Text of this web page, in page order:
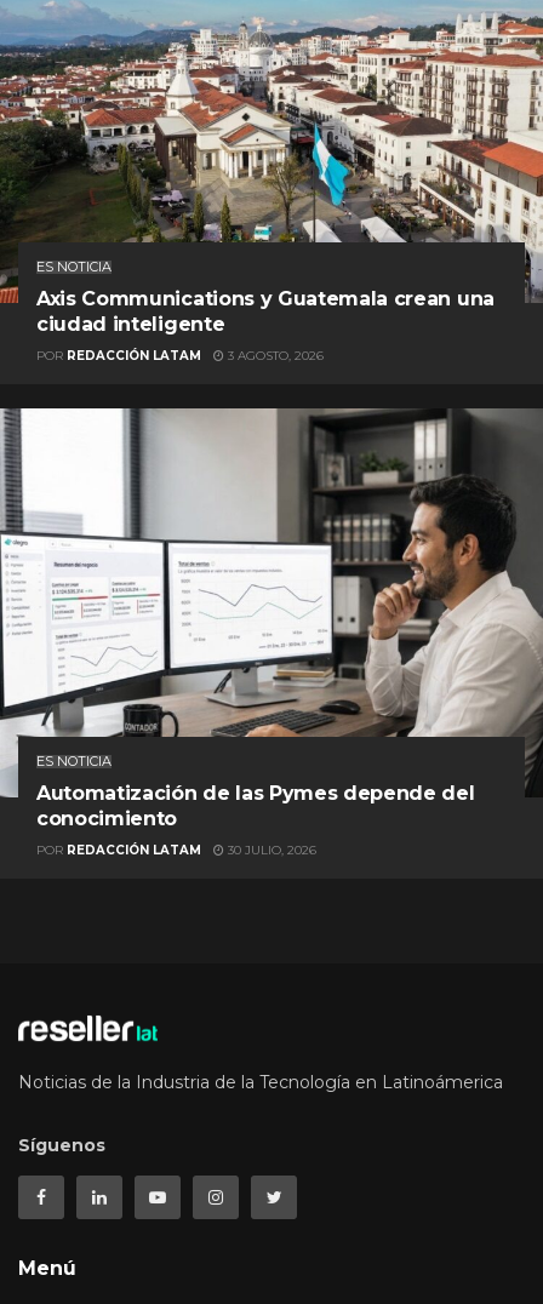
ES NOTICIA
Axis Communications y Guatemala crean una
ciudad inteligente
POR REDACCIÓN LATAM 3 AGOSTO, 2026
ES NOTICIA
Automatización de las Pymes depende del
conocimiento
POR REDACCIÓN LATAM 30 JULIO, 2026
Noticias de la Industria de la Tecnología en Latinoámerica
Síguenos
Menú